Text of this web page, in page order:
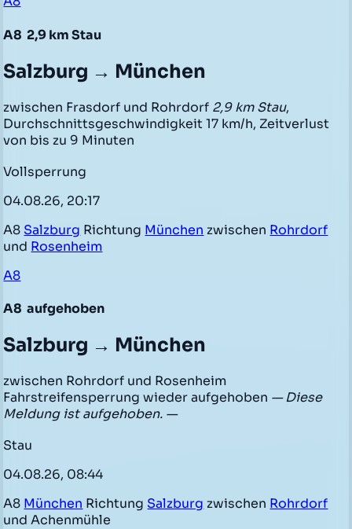
A8 2,9 km Stau
Salzburg → München
zwischen Frasdorf und Rohrdorf 2,9 km Stau,
Durchschnittsgeschwindigkeit 17 km/h, Zeitverlust
von bis zu 9 Minuten
Vollsperrung
04.08.26, 20:17
A8 Salzburg Richtung München zwischen Rohrdorf
und Rosenheim
A8
A8 aufgehoben
Salzburg → München
zwischen Rohrdorf und Rosenheim
Fahrstreifensperrung wieder aufgehoben — Diese
Meldung ist aufgehoben. —
Stau
04.08.26, 08:44
A8 München Richtung Salzburg zwischen Rohrdorf
und Achenmühle